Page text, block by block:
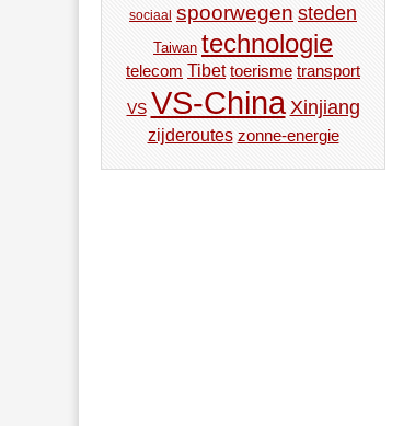
sociaal spoorwegen steden
Taiwan technologie
telecom Tibet toerisme transport
VS VS-China Xinjiang
zijderoutes zonne-energie